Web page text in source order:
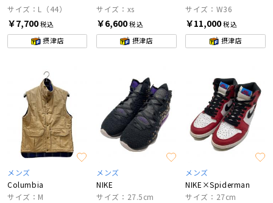
サイズ：L（44）
￥7,700税込
摂津店
サイズ：xs
￥6,600税込
摂津店
サイズ：W36
￥11,000税込
摂津店
メンズ
Columbia
サイズ：M
メンズ
NIKE
サイズ：27.5cm
メンズ
NIKE×Spiderman
サイズ：27cm